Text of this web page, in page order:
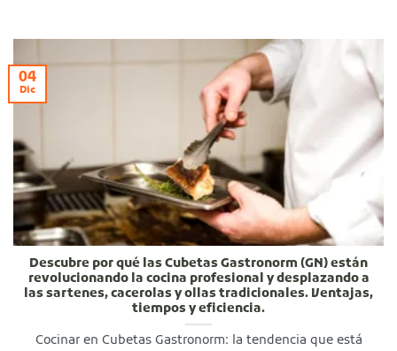
Descubre por qué las Cubetas Gastronorm (GN) están
revolucionando la cocina profesional y desplazando a
las sartenes, cacerolas y ollas tradicionales. Ventajas,
tiempos y eficiencia.
Cocinar en Cubetas Gastronorm: la tendencia que está
04
Dic